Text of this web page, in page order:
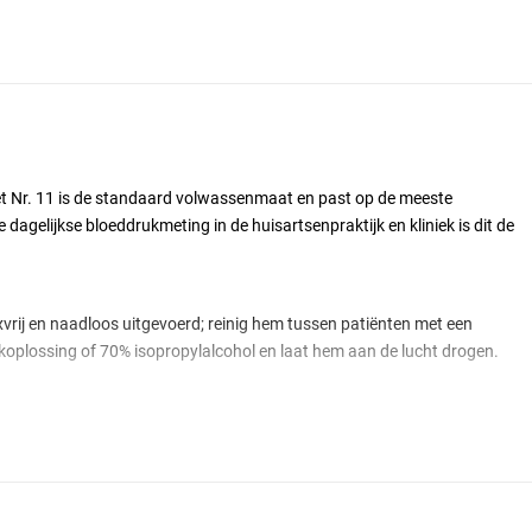
Nr. 11 is de standaard volwassenmaat en past op de meeste
dagelijkse bloeddrukmeting in de huisartsenpraktijk en kliniek is dit de
en naadloos uitgevoerd; reinig hem tussen patiënten met een
of 70% isopropylalcohol en laat hem aan de lucht drogen.
voor handmatige aneroïde meters. De aansluiting verloopt via de